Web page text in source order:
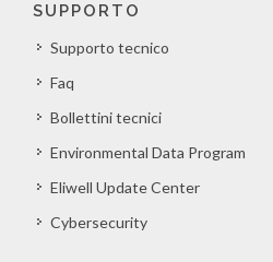
SUPPORTO
Supporto tecnico
Faq
Bollettini tecnici
Environmental Data Program
Eliwell Update Center
Cybersecurity